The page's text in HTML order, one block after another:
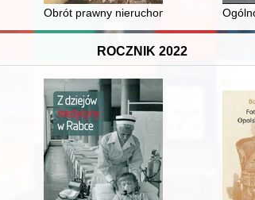
w świetle źródeł
postacie, wydarzenia. T. 2
Obrót prawny nieruchomości w
ROCZNIK 2022